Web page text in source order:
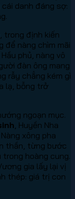
danh đáng sợ:
trong định kiến
để nàng chìm mãi
phủ, nàng vô
đàn ông mang
rẫy chẳng kém gì
lạ, bỗng trở
ngoạn mục.
, Huyền Nha
xông pha
thần, từng bước
trong hoàng cung.
gia lấy lại vị
thép: giá trị con